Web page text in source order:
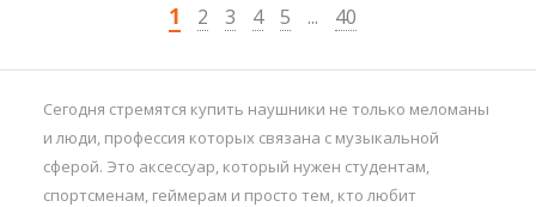
1
2 3 4 5 ... 40
Сегодня стремятся купить наушники не только меломаны
и люди, профессия которых связана с музыкальной
сферой. Это аксессуар, который нужен студентам,
спортсменам, геймерам и просто тем, кто любит